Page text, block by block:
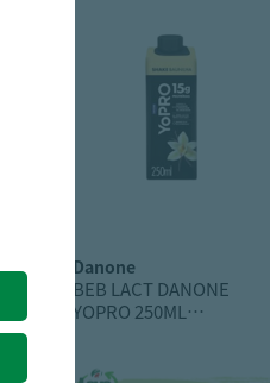
danone
BEB LACT DANONE
YOPRO 250ML